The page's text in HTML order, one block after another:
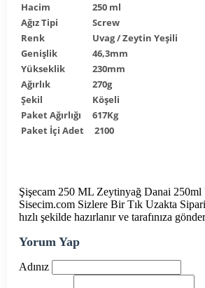
Hacim
250 ml
Ağız Tipi
Screw
Renk
Uvag / Zeytin Yeşili
Genişlik
46,3mm
Yükseklik
230mm
Ağırlık
270g
Şekil
Köşeli
Paket Ağırlığı
617Kg
Paket İçi Adet
2100
Şişecam 250 ML Zeytinyağ Danai 250ml
Sisecim.com Sizlere Bir Tık Uzakta
hızlı şekilde hazırlanır ve tarafınıza
Yorum Yap
Adınız